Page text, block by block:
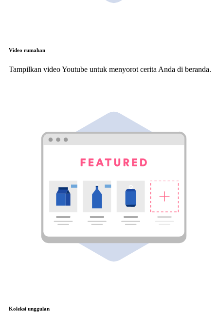
Video rumahan
Tampilkan video Youtube untuk menyorot cerita Anda di beranda.
Koleksi unggulan